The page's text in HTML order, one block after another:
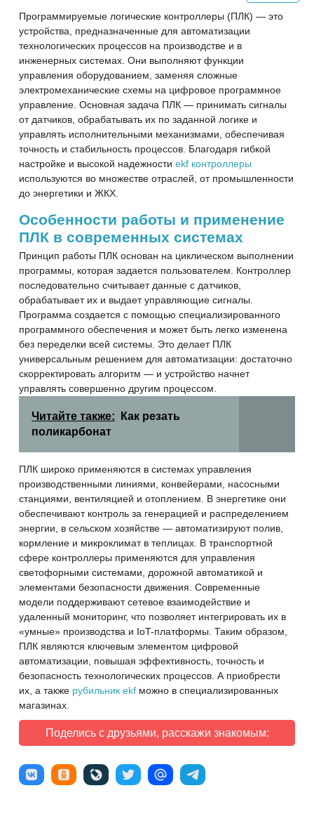
Программируемые логические контроллеры (ПЛК) — это
устройства, предназначенные для автоматизации
технологических процессов на производстве и в
инженерных системах. Они выполняют функции
управления оборудованием, заменяя сложные
электромеханические схемы на цифровое программное
управление. Основная задача ПЛК — принимать сигналы
от датчиков, обрабатывать их по заданной логике и
управлять исполнительными механизмами, обеспечивая
точность и стабильность процессов. Благодаря гибкой
настройке и высокой надежности ekf контроллеры
используются во множестве отраслей, от промышленности
до энергетики и ЖКХ.
Особенности работы и применение
ПЛК в современных системах
Принцип работы ПЛК основан на циклическом выполнении
программы, которая задается пользователем. Контроллер
последовательно считывает данные с датчиков,
обрабатывает их и выдает управляющие сигналы.
Программа создается с помощью специализированного
программного обеспечения и может быть легко изменена
без переделки всей системы. Это делает ПЛК
универсальным решением для автоматизации: достаточно
скорректировать алгоритм — и устройство начнет
управлять совершенно другим процессом.
Читайте также:
Как резать
поликарбонат
ПЛК широко применяются в системах управления
производственными линиями, конвейерами, насосными
станциями, вентиляцией и отоплением. В энергетике они
обеспечивают контроль за генерацией и распределением
энергии, в сельском хозяйстве — автоматизируют полив,
кормление и микроклимат в теплицах. В транспортной
сфере контроллеры применяются для управления
светофорными системами, дорожной автоматикой и
элементами безопасности движения. Современные
модели поддерживают сетевое взаимодействие и
удаленный мониторинг, что позволяет интегрировать их в
«умные» производства и IoT-платформы. Таким образом,
ПЛК являются ключевым элементом цифровой
автоматизации, повышая эффективность, точность и
безопасность технологических процессов. А приобрести
их, а также рубильник ekf можно в специализированных
магазинах.
Поделись с друзьями, расскажи знакомым: